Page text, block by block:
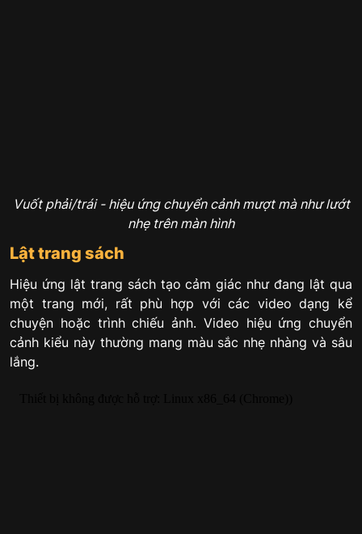
Vuốt phải/trái - hiệu ứng chuyển cảnh mượt mà như lướt
nhẹ trên màn hình
Lật trang sách
Hiệu ứng lật trang sách tạo cảm giác như đang lật qua
một trang mới, rất phù hợp với các video dạng kể
chuyện hoặc trình chiếu ảnh. Video hiệu ứng chuyển
cảnh kiểu này thường mang màu sắc nhẹ nhàng và sâu
lắng.